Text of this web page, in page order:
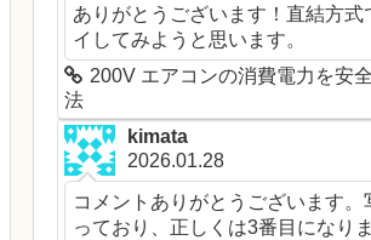
ありがとうございます！直結方式
イしてみようと思います。
200V エアコンの消費電力を安
法
kimata
2026.01.28
コメントありがとうございます。
っており、正しくは3番目になり